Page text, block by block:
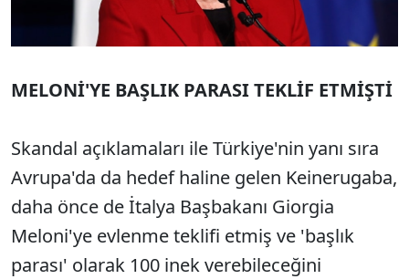
MELONİ'YE BAŞLIK PARASI TEKLİF ETMİŞTİ
Skandal açıklamaları ile Türkiye'nin yanı sıra
Avrupa'da da hedef haline gelen Keinerugaba,
daha önce de İtalya Başbakanı Giorgia
Meloni'ye evlenme teklifi etmiş ve 'başlık
parası' olarak 100 inek verebileceğini